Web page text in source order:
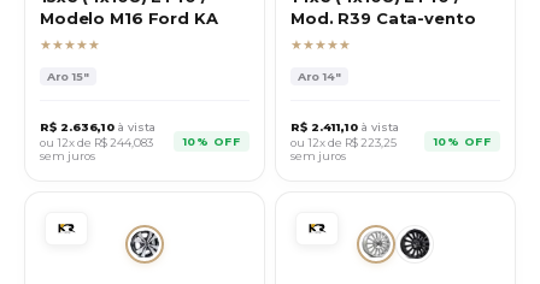
Modelo M16 Ford KA
★★★★★
Aro15"
R$ 2.636,10 à vista
ou 12x de R$ 244,083
sem juros
10% OFF
Mod. R39 Cata-vento
★★★★★
Aro14"
R$ 2.411,10 à vista
ou 12x de R$ 223,25
sem juros
10% OFF